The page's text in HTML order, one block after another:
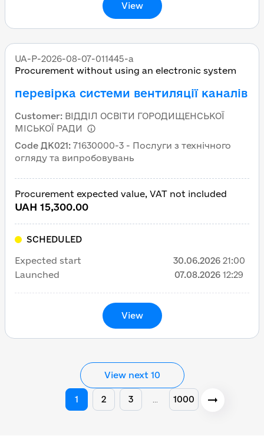
View
UA-P-2026-08-07-011445-a
Procurement without using an electronic system
перевірка системи вентиляції каналів
Customer: ВІДДІЛ ОСВІТИ ГОРОДИЩЕНСЬКОЇ
МІСЬКОЇ РАДИ
Code ДК021: 71630000-3 - Послуги з технічного
огляду та випробовувань
Procurement expected value, VAT not included
UAH 15,300.00
SCHEDULED
Expected start 30.06.2026 21:00
Launched
07.08.2026 12:29
View
View next 10
1 2 3 1000